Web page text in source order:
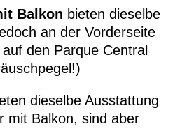
Balkon bieten dieselbe
an der Vorderseite
den Parque Central
dieselbe Ausstattung
mit Balkon, sind aber